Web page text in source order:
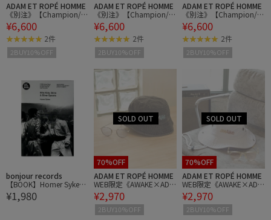
ADAM ET ROPÉ HOMME
《別注》【Champion/チ
ャンピオン】REVERSE W
EAVE TRACK JACKET
¥6,600
2件
2BUY10%OFF
ADAM ET ROPÉ HOMME
《別注》【Champion/チ
ャンピオン】REVERSE W
EAVE TRACK JACKET
¥6,600
2件
2BUY10%OFF
ADAM ET ROPÉ HOMME
《別注》【Champion/チ
ャンピオン】REVERSE W
EAVE TRACK JACKET
¥6,600
2件
2BUY10%OFF
bonjour records
【BOOK】Homer Sykes
ホーマー・サイクス Blitz
Kids Skins & Silver Spoo
¥1,980
70%OFF
ADAM ET ROPÉ HOMME
WEB限定《AWAKE×ADA
M ET ROPE'》CAP&SUN
GLASS
¥2,970
2BUY10%OFF
70%OFF
ADAM ET ROPÉ HOMME
WEB限定《AWAKE×ADA
M ET ROPE'》CAP&SUN
GLASS
¥2,970
2BUY10%OFF